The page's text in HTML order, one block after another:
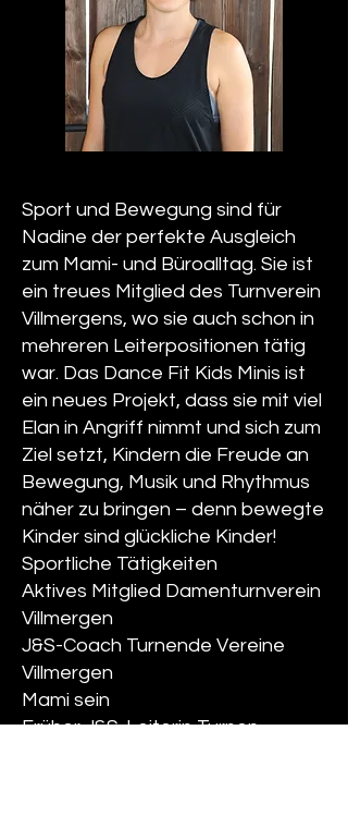
Sport und Bewegung sind für
Nadine der perfekte Ausgleich
zum Mami- und Büroalltag. Sie ist
ein treues Mitglied des Turnverein
Villmergens, wo sie auch schon in
mehreren Leiterpositionen tätig
war. Das Dance Fit Kids Minis ist
ein neues Projekt, dass sie mit viel
Elan in Angriff nimmt und sich zum
Ziel setzt, Kindern die Freude an
Bewegung, Musik und Rhythmus
näher zu bringen – denn bewegte
Kinder sind glückliche Kinder!
Sportliche Tätigkeiten
Aktives Mitglied Damenturnverein
Villmergen
J&S-Coach Turnende Vereine
Villmergen
Mami sein
Früher J&S-Leiterin Turnen